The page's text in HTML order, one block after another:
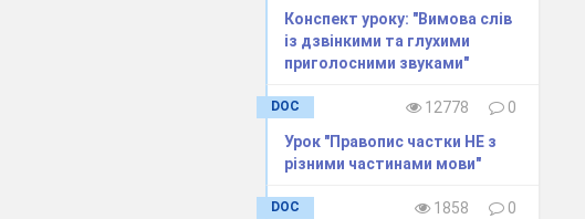
Конспект уроку: "Вимова слів
із дзвінкими та глухими
приголосними звуками"
DOC 12778
0
Урок "Правопис частки НЕ з
різними частинами мови"
DOC 1858
0